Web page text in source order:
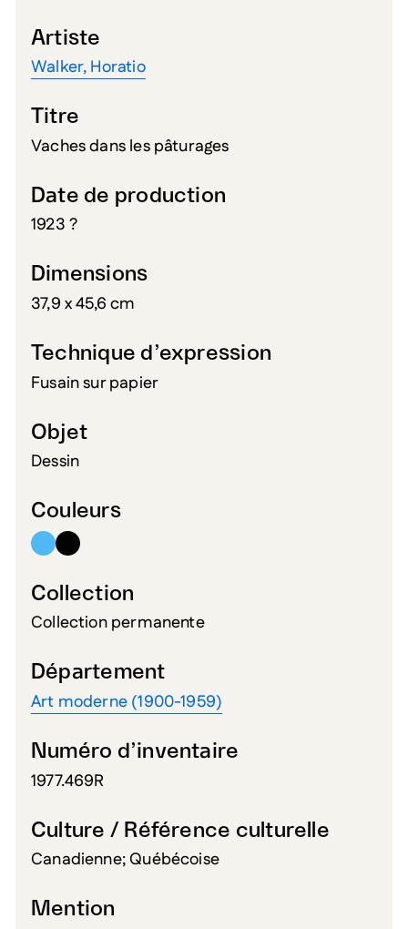
Artiste
Walker, Horatio
Titre
Vaches dans les pâturages
Date de production
1923 ?
Dimensions
37,9 x 45,6 cm
Technique d’expression
Fusain sur papier
Objet
Dessin
Couleurs
Collection
Collection permanente
Département
Art moderne (1900-1959)
Numéro d’inventaire
1977.469R
Culture / Référence culturelle
Canadienne; Québécoise
Mention